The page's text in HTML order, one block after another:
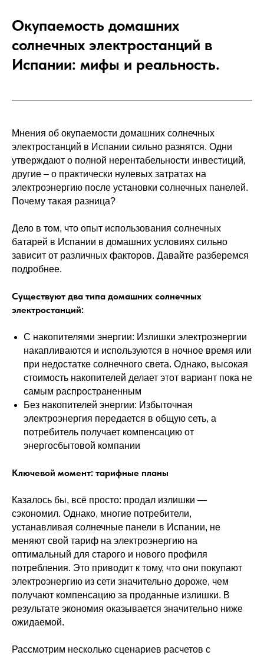
Окупаемость домашних
солнечных электростанций в
Испании: мифы и реальность.
Мнения об окупаемости домашних солнечных
электростанций в Испании сильно разнятся. Одни
утверждают о полной нерентабельности инвестиций,
другие – о практически нулевых затратах на
электроэнергию после установки солнечных панелей.
Почему такая разница?
Дело в том, что опыт использования солнечных
батарей в Испании в домашних условиях сильно
зависит от различных факторов. Давайте разберемся
подробнее.
Существуют два типа домашних солнечных
электростанций:
С накопителями энергии: Излишки электроэнергии
накапливаются и используются в ночное время или
при недостатке солнечного света. Однако, высокая
стоимость накопителей делает этот вариант пока не
самым распространенным
Без накопителей энергии: Избыточная
электроэнергия передается в общую сеть, а
потребитель получает компенсацию от
энергосбытовой компании
Ключевой момент: тарифные планы
Казалось бы, всё просто: продал излишки —
сэкономил. Однако, многие потребители,
устанавливая солнечные панели в Испании, не
меняют свой тариф на электроэнергию на
оптимальный для старого и нового профиля
потребления. Это приводит к тому, что они покупают
электроэнергию из сети значительно дороже, чем
получают компенсацию за проданные излишки. В
результате экономия оказывается значительно ниже
ожидаемой.
Рассмотрим несколько сценариев расчетов с